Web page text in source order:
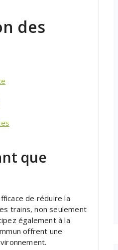
des
que
de réduire la
trains, non seulement
également à la
offrent une